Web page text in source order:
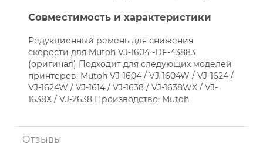
Совместимость и характеристики
Редукционный ремень для снижения
скорости для Mutoh VJ-1604 -DF-43883
(оригинал) Подходит для следующих моделей
принтеров: Mutoh VJ-1604 / VJ-1604W / VJ-1624 /
VJ-1624W / VJ-1614 / VJ-1638 / VJ-1638WX / VJ-
1638X / VJ-2638 Производство: Mutoh
Отзывы